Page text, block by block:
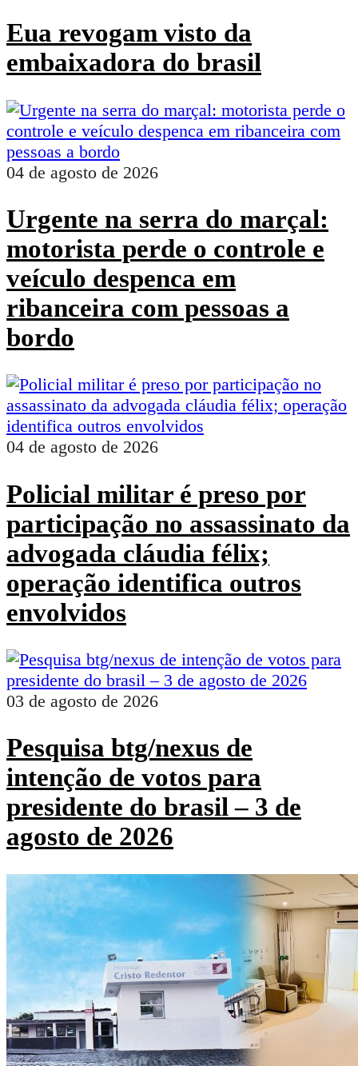
Eua revogam visto da
embaixadora do brasil
04 de agosto de 2026
Urgente na serra do marçal:
motorista perde o controle e
veículo despenca em
ribanceira com pessoas a
bordo
04 de agosto de 2026
Policial militar é preso por
participação no assassinato da
advogada cláudia félix;
operação identifica outros
envolvidos
03 de agosto de 2026
Pesquisa btg/nexus de
intenção de votos para
presidente do brasil – 3 de
agosto de 2026